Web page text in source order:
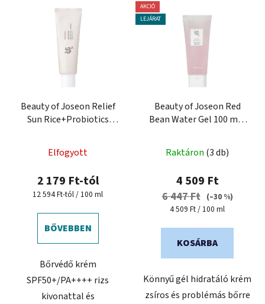
Beauty of Joseon Relief
Sun Rice+Probiotics
Elfogyott
2 179 Ft-tól
Egységár:
12 594 Ft-tól / 100 ml
BŐVEBBEN
Bőrvédő krém
SPF50+/PA++++ rizs
kivonattal és
AKCIÓ
LEJÁRAT
Beauty of Joseon Red
Bean Water Gel 100 ml -
Raktáron (3 db)
4 509 Ft
6 447 Ft
(–30 %)
Egységár:
4 509 Ft / 100 ml
KOSÁRBA
Könnyű gél hidratáló krém
zsíros és problémás bőrre